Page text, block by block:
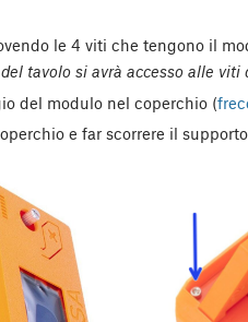
le 4 viti che tengono il
tavolo si avrà accesso alle viti
del modulo nel coperchio (
e far scorrere il